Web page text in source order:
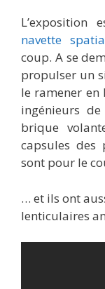
navette
coup. A se
propulser un
le ramener
ingénieurs
brique
capsules des
sont pour le
… et ils ont
lenticulaires